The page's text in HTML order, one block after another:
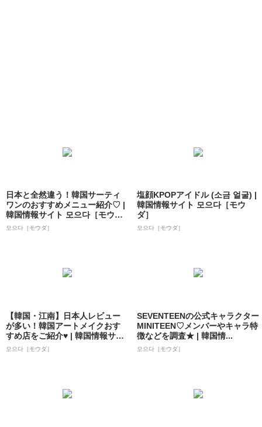
日本と全然違う！韓国サーティ
ワンのおすすめメニュー紹介♡ |
韓国情報サイト 모으다［モウ
ダ］
모으다［モウダ］
塩顔KPOPアイドル (소금 얼굴) |
韓国情報サイト 모으다［モウ
ダ］
모으다［モウダ］
【韓国・江南】日本人レビュー
が多い！韓国アートメイクおす
すめ店をご紹介♥ | 韓国情報サイ
ト 모으...
모으다［モウダ］
SEVENTEENの公式キャラクター
MINITEEN♡メンバーやキャラ特
徴などを調査★ | 韓国情...
모으다［モウダ］